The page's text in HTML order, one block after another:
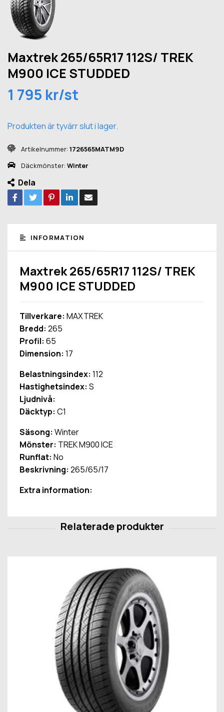
Maxtrek 265/65R17 112S/ TREK
M900 ICE STUDDED
1 795 kr/st
Produkten är tyvärr slut i lager.
Artikelnummer: 1726565MATM9D
Däckmönster: Winter
Dela
INFORMATION
Maxtrek 265/65R17 112S/ TREK
M900 ICE STUDDED
Tillverkare: MAXTREK
Bredd: 265
Profil: 65
Dimension: 17
Belastningsindex: 112
Hastighetsindex: S
Ljudnivå:
Däcktyp: C1
Säsong: Winter
Mönster: TREK M900 ICE
Runflat: No
Beskrivning: 265/65/17
Extra information: